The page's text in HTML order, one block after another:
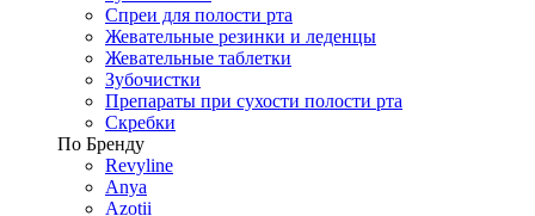
Спреи для полости рта
Жевательные резинки и леденцы
Жевательные таблетки
Зубочистки
Препараты при сухости полости рта
Скребки
По Бренду
Revyline
Anya
Azotii